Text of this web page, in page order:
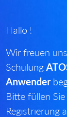
Hallo !
Wir freuen
Schulung
Anwender
Bitte füllen
Registrierung